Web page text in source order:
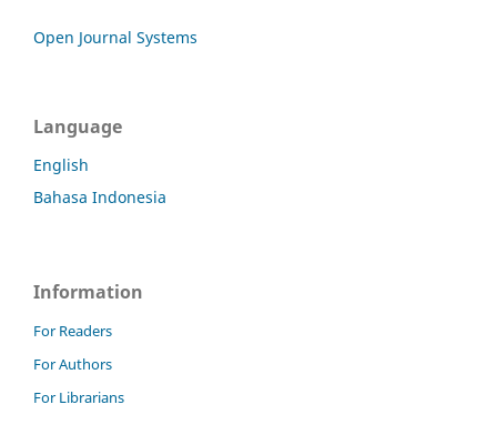
Open Journal Systems
Language
English
Bahasa Indonesia
Information
For Readers
For Authors
For Librarians